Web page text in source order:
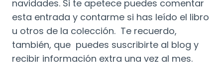
navidades. Si te apetece puedes comentar
esta entrada y contarme si has leído el libro
u otros de la colección. Te recuerdo,
también, que puedes suscribirte al blog y
recibir información extra una vez al mes.